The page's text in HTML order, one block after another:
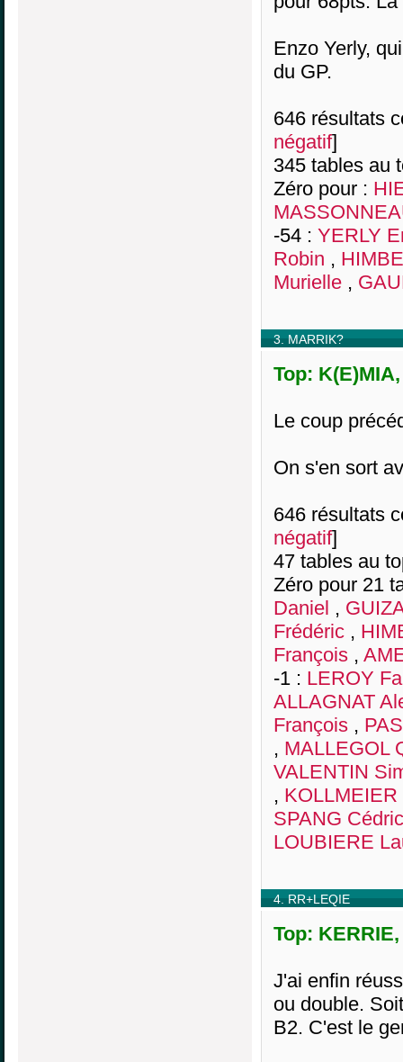
Enzo Yerly,
du GP.
646 résultats
négatif]
345 tables au
Zéro pour :
-54 : YERLY
Robin ,
Murielle ,
3. MARRIK?
Top:
Le coup
On s'en sort
646 résultats
négatif]
47 tables au
Zéro pour 21
Daniel ,
Frédéric ,
François ,
-1 : LEROY
ALLAGNAT
François ,
, MALLEGOL
VALENTIN
, KOLLMEIER
SPANG Cédric
LOUBIERE
4. RR+LEQIE
Top:
J'ai enfin
ou double.
B2. C'est le